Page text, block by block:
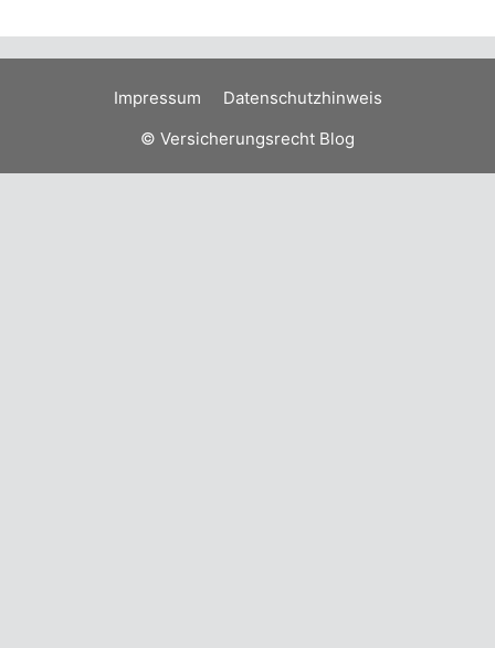
Impressum
Datenschutzhinweis
© Versicherungsrecht Blog